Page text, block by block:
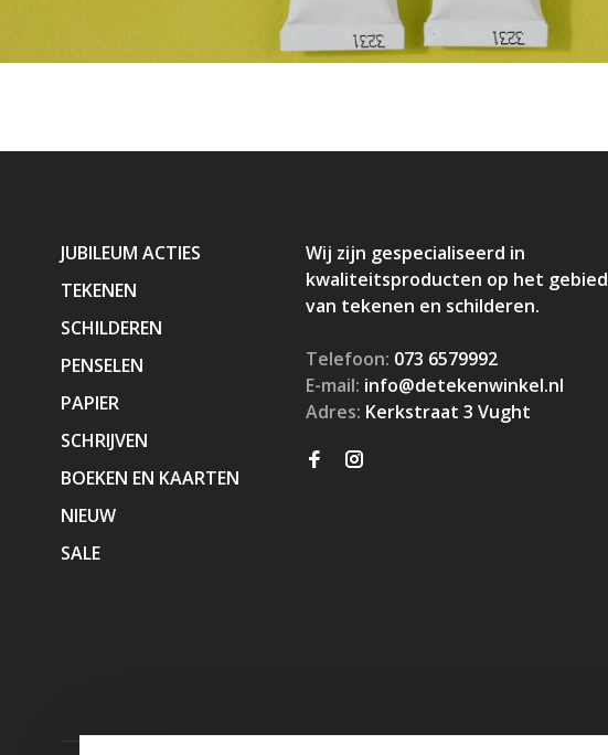
JUBILEUM ACTIES
TEKENEN
SCHILDEREN
PENSELEN
PAPIER
SCHRIJVEN
BOEKEN EN KAARTEN
NIEUW
SALE
Wij zijn gespecialiseerd in
kwaliteitsproducten op het gebied
van tekenen en schilderen.
Telefoon: 073 6579992
E-mail: info@detekenwinkel.nl
Adres: Kerkstraat 3 Vught